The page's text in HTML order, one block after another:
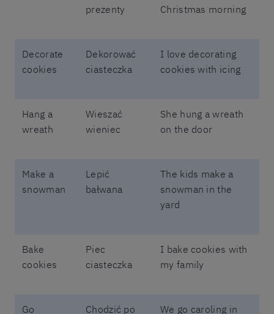
prezenty
Christmas morning
Decorate
cookies
Dekorować
ciasteczka
I love decorating
cookies with icing
Hang a
wreath
Wieszać
wieniec
She hung a wreath
on the door
Make a
snowman
Lepić
bałwana
The kids make a
snowman in the
yard
Bake
cookies
Piec
ciasteczka
I bake cookies with
my family
Go
Chodzić po
We go caroling in